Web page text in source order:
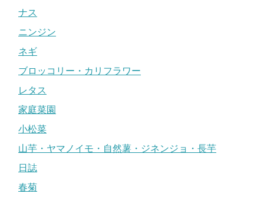
ナス
ニンジン
ネギ
ブロッコリー・カリフラワー
レタス
家庭菜園
小松菜
山芋・ヤマノイモ・自然薯・ジネンジョ・長芋
日誌
春菊